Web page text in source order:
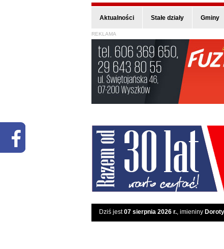
Aktualności Stałe działy Gminy
REKLAMA
Dziś jest07 sierpnia 2026 r., imieniny